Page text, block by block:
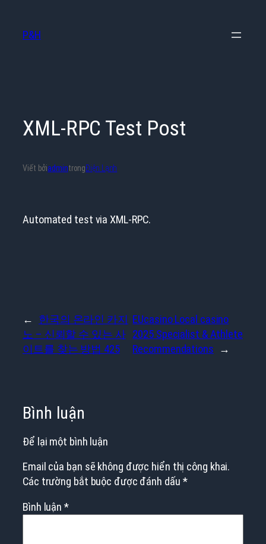
phần
P&H
XML-RPC Test Post
Viết bởiadmintrongĐiện Lạnh
Automated test via XML-RPC.
←
한국의 온라인 카지
노 – 신뢰할 수 있는 사
이트를 찾는 방법 425
EUcasino Local casino
2025 Specialist & Athlete
Recommendations
→
Bình luận
Để lại một bình luận
Email của bạn sẽ không được hiển thị công khai.
Các trường bắt buộc được đánh dấu *
Bình luận*